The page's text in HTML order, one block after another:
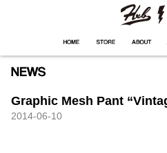
Graphic Mesh Pant
2014-06-10